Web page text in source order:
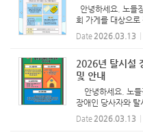
안녕하세요. 노들
회 가게를 대상으
어 쉬운 메뉴판을
업을 진행합니다.
Date 2026.03.13
2026년 탈시설
및 안내
안녕하세요. 노들
장애인 당사자와 탈
검하는 모니터링 사
따라 센터 내 프로
Date 2026.03.13